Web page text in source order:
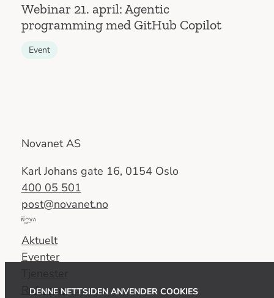
DENNE NETTSIDEN ANVENDER COOKIES
Webinar 21. april: Agentic
programming med GitHub Copilot
Event
Novanet AS
Karl Johans gate 16, 0154 Oslo
400 05 501
post@novanet.no
Del
av
Nova
Group
Aktuelt
Eventer
Referanser